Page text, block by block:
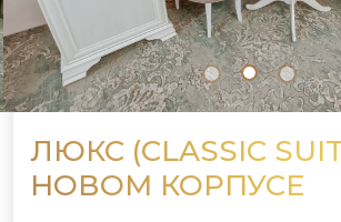
ЛЮКС (CLASSIC
НОВОМ КОРПУСЕ